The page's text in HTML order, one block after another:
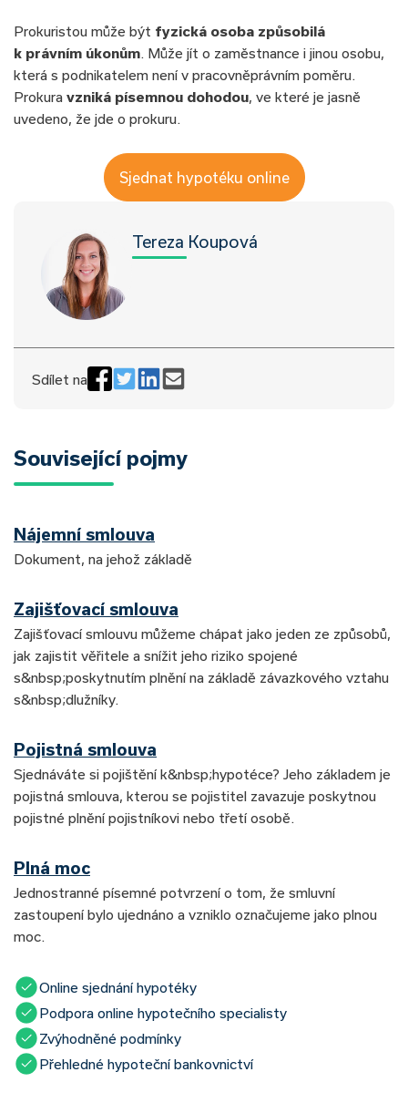
Prokuristou může být fyzická osoba způsobilá
k právním úkonům. Může jít o zaměstnance i jinou osobu,
která s podnikatelem není v pracovněprávním poměru.
Prokura vzniká písemnou dohodou, ve které je jasně
uvedeno, že jde o prokuru.
Sjednat hypotéku online
Tereza Koupová
Sdílet na
Související pojmy
Nájemní smlouva
Dokument, na jehož základě
Zajišťovací smlouva
Zajišťovací smlouvu můžeme chápat jako jeden ze způsobů,
jak zajistit věřitele a snížit jeho riziko spojené
s&nbsp;poskytnutím plnění na základě závazkového vztahu
s&nbsp;dlužníky.
Pojistná smlouva
Sjednáváte si pojištění k&nbsp;hypotéce? Jeho základem je
pojistná smlouva, kterou se pojistitel zavazuje poskytnou
pojistné plnění pojistníkovi nebo třetí osobě.
Plná moc
Jednostranné písemné potvrzení o tom, že smluvní
zastoupení bylo ujednáno a vzniklo označujeme jako plnou
moc.
Online sjednání hypotéky
Podpora online hypotečního specialisty
Zvýhodněné podmínky
Přehledné hypoteční bankovnictví